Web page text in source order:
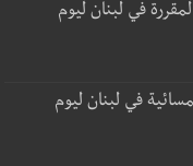
في لبنان ليوم
في لبنان ليوم